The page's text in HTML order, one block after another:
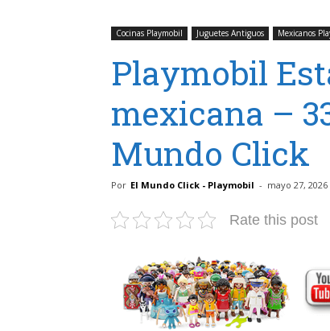
Cocinas Playmobil Juguetes Antiguos Mexicanos
Playmobil
mexicana –
Mundo Click
Por El Mundo Click - Playmobil - mayo 27, 2026
Rate this post